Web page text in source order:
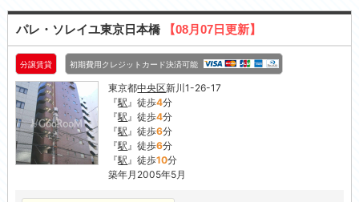
パレ・ソレイユ東京日本橋 【08月07日更新】
分譲賃貸 初期費用クレジットカード決済可能
東京都中央区新川1-26-17
『駅』徒歩4分
『駅』徒歩4分
『駅』徒歩6分
『駅』徒歩6分
『駅』徒歩10分
築年月2005年5月